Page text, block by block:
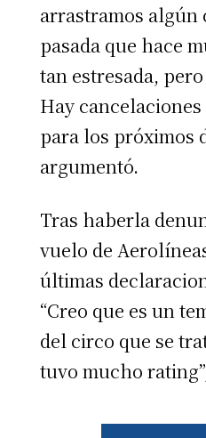
arrastramos algún
pasada que hace
tan estresada,
Hay
para los próximos
argumentó.
Tras haberla
vuelo de
últimas
“Creo que es un
del circo que se
tuvo mucho